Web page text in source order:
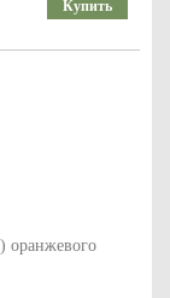
Купить
оранжевого